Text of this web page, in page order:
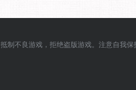
抵制不良游戏，拒绝盗版游戏。注意自我